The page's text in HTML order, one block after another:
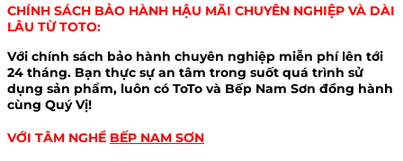
CHÍNH SÁCH BẢO HÀNH HẬU MÃI CHUYÊN NGHIỆP VÀ DÀI
LÂU TỪ TOTO:
Với chính sách bảo hành chuyên nghiệp miễn phí lên tới
24 tháng. Bạn thực sự an tâm trong suốt quá trình sử
dụng sản phẩm, luôn có ToTo và Bếp Nam Sơn đồng hành
cùng Quý Vị!
VỚI TÂM NGHỀ BẾP NAM SƠN